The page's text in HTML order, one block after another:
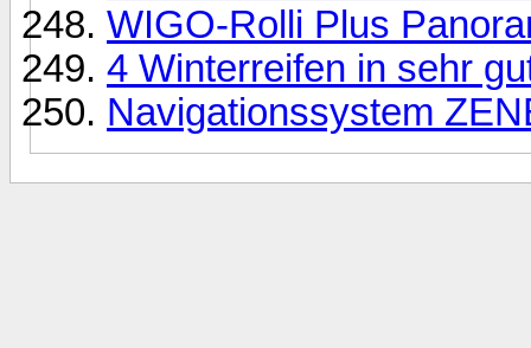
WIGO-Rolli Plus
4 Winterreifen in sehr
Navigationssystem